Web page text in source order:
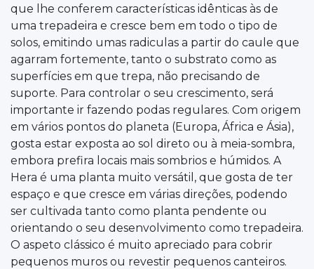
que lhe conferem características idênticas às de
uma trepadeira e cresce bem em todo o tipo de
solos, emitindo umas radiculas a partir do caule que
agarram fortemente, tanto o substrato como as
superfícies em que trepa, não precisando de
suporte. Para controlar o seu crescimento, será
importante ir fazendo podas regulares. Com origem
em vários pontos do planeta (Europa, África e Ásia),
gosta estar exposta ao sol direto ou à meia-sombra,
embora prefira locais mais sombrios e húmidos. A
Hera é uma planta muito versátil, que gosta de ter
espaço e que cresce em várias direções, podendo
ser cultivada tanto como planta pendente ou
orientando o seu desenvolvimento como trepadeira.
O aspeto clássico é muito apreciado para cobrir
pequenos muros ou revestir pequenos canteiros.